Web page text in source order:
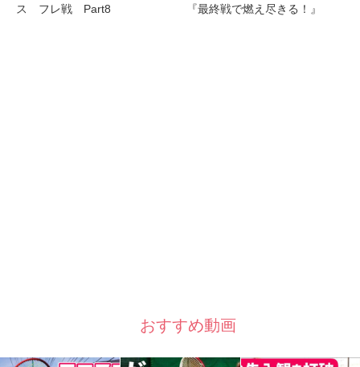
ス フレ戦 Part8
『最終戦で燃え尽きる！』
おすすめ動画